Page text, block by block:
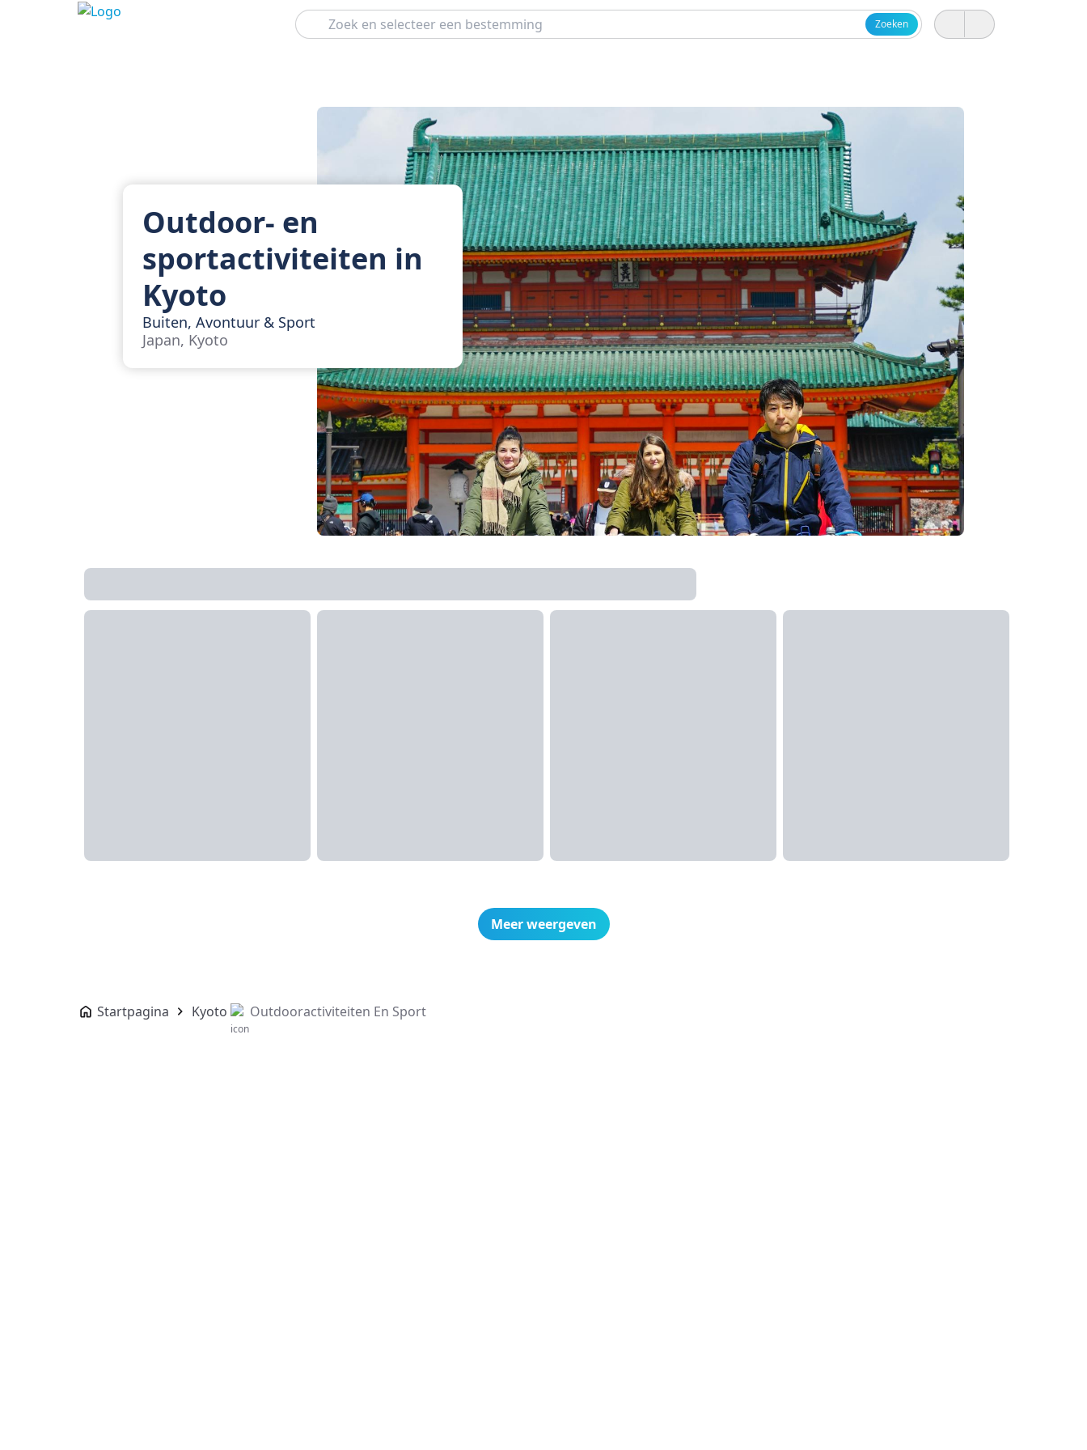
Zoeken
Zoeken
Outdoor- en
sportactiviteiten in
Kyoto
Buiten, Avontuur & Sport
Japan, Kyoto
Meer weergeven
Startpagina Kyoto Outdooractiviteiten En Sport